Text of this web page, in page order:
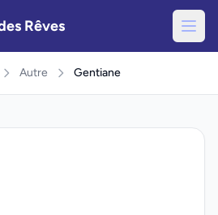
Rêves
Autre Gentiane